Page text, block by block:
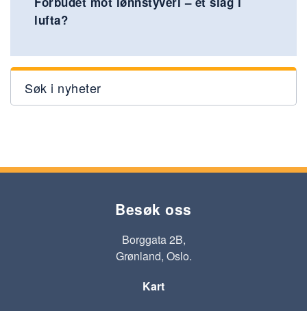
lufta?
Søk i nyheter
Besøk oss
Borggata 2B,
Grønland, Oslo.
Kart